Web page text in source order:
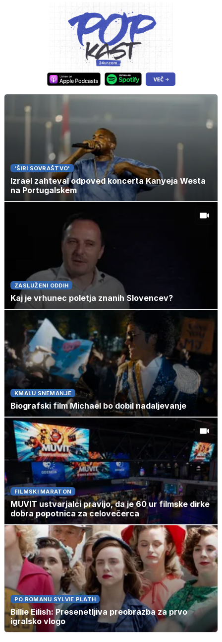
'ŠIRI SOVRAŠTVO'
Izrael zahteval odpoved koncerta Kanyeja Westa
na Portugalskem
ZASLUŽENI ODDIH
Kaj je vrhunec poletja znanih Slovencev?
KMALU SNEMANJE
Biografski film Michael bo dobil nadaljevanje
FILMSKI MARATON
MUVIT ustvarjalci pravijo, da je 60 ur filmske dirke
dobra popotnica za celovečerca
PO ROMANU SYLVIE PLATH
Billie Eilish: Presenetljiva preobrazba za prvo
igralsko vlogo